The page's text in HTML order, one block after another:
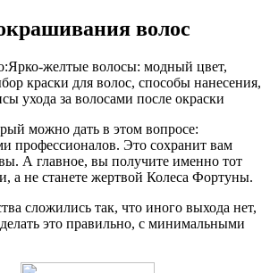
волос
желтые волосы: модный цвет,
краски для волос, способы нанесения,
ухода за волосами после окраски
можно дать в этом вопросе:
профессионалов. Это сохранит вам
А главное, вы получите именно тот
а не станете жертвой Колеса Фортуны.
сложились так, что иного выхода нет,
это правильно, с минимальными